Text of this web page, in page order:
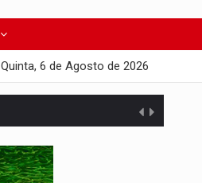
Quinta, 6 de Agosto de 2026